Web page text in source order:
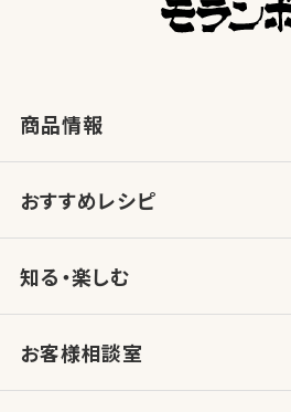
商品情報
おすすめレシピ
知る・楽しむ
お客様相談室